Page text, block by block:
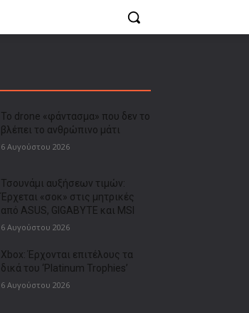
Το drone «φάντασμα» που δεν το
βλέπει το ανθρώπινο μάτι
6 Αυγούστου 2026
Τσουνάμι αυξήσεων τιμών:
Έρχεται «σοκ» στις μητρικές
από ASUS, GIGABYTE και MSI
6 Αυγούστου 2026
Xbox: Έρχονται επιτέλους τα
δικά του ‘Platinum Trophies’
6 Αυγούστου 2026